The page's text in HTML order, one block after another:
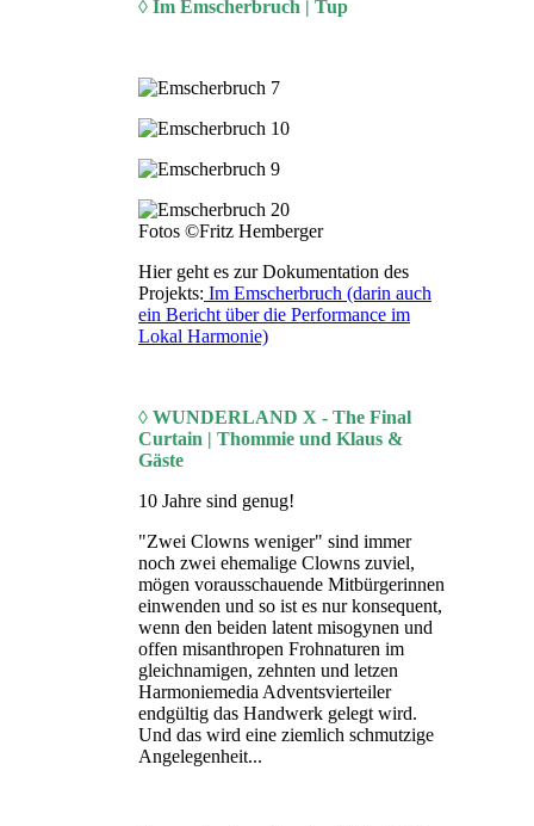
◊ Im Emscherbruch | Tup
Fotos ©Fritz Hemberger
Hier geht es zur Dokumentation des
Projekts: Im Emscherbruch (darin auch
ein Bericht über die Performance im
Lokal Harmonie)
◊ WUNDERLAND X - The Final
Curtain | Thommie und Klaus &
Gäste
10 Jahre sind genug!
"Zwei Clowns weniger" sind immer
noch zwei ehemalige Clowns zuviel,
mögen vorausschauende Mitbürgerinnen
einwenden und so ist es nur konsequent,
wenn den beiden latent misogynen und
offen misanthropen Frohnaturen im
gleichnamigen, zehnten und letzen
Harmoniemedia Adventsvierteiler
endgültig das Handwerk gelegt wird.
Und das wird eine ziemlich schmutzige
Angelegenheit...